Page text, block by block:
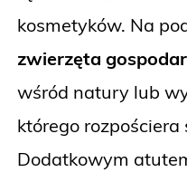
kosmetyków. Na
zwierzęta
wśród natury lub
którego
Dodatkowym